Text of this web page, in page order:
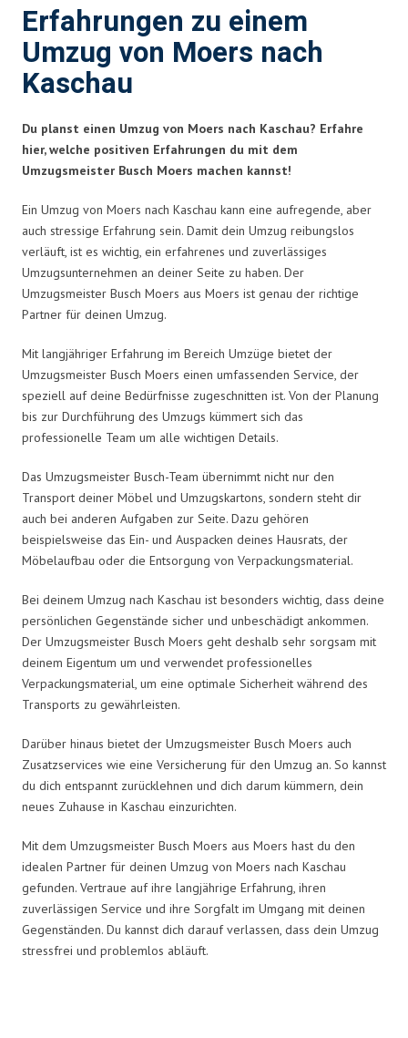
Erfahrungen zu einem
Umzug von Moers nach
Kaschau
Du planst einen Umzug von Moers nach Kaschau? Erfahre
hier, welche positiven Erfahrungen du mit dem
Umzugsmeister Busch Moers machen kannst!
Ein Umzug von Moers nach Kaschau kann eine aufregende, aber
auch stressige Erfahrung sein. Damit dein Umzug reibungslos
verläuft, ist es wichtig, ein erfahrenes und zuverlässiges
Umzugsunternehmen an deiner Seite zu haben. Der
Umzugsmeister Busch Moers aus Moers ist genau der richtige
Partner für deinen Umzug.
Mit langjähriger Erfahrung im Bereich Umzüge bietet der
Umzugsmeister Busch Moers einen umfassenden Service, der
speziell auf deine Bedürfnisse zugeschnitten ist. Von der Planung
bis zur Durchführung des Umzugs kümmert sich das
professionelle Team um alle wichtigen Details.
Das Umzugsmeister Busch-Team übernimmt nicht nur den
Transport deiner Möbel und Umzugskartons, sondern steht dir
auch bei anderen Aufgaben zur Seite. Dazu gehören
beispielsweise das Ein- und Auspacken deines Hausrats, der
Möbelaufbau oder die Entsorgung von Verpackungsmaterial.
Bei deinem Umzug nach Kaschau ist besonders wichtig, dass deine
persönlichen Gegenstände sicher und unbeschädigt ankommen.
Der Umzugsmeister Busch Moers geht deshalb sehr sorgsam mit
deinem Eigentum um und verwendet professionelles
Verpackungsmaterial, um eine optimale Sicherheit während des
Transports zu gewährleisten.
Darüber hinaus bietet der Umzugsmeister Busch Moers auch
Zusatzservices wie eine Versicherung für den Umzug an. So kannst
du dich entspannt zurücklehnen und dich darum kümmern, dein
neues Zuhause in Kaschau einzurichten.
Mit dem Umzugsmeister Busch Moers aus Moers hast du den
idealen Partner für deinen Umzug von Moers nach Kaschau
gefunden. Vertraue auf ihre langjährige Erfahrung, ihren
zuverlässigen Service und ihre Sorgfalt im Umgang mit deinen
Gegenständen. Du kannst dich darauf verlassen, dass dein Umzug
stressfrei und problemlos abläuft.